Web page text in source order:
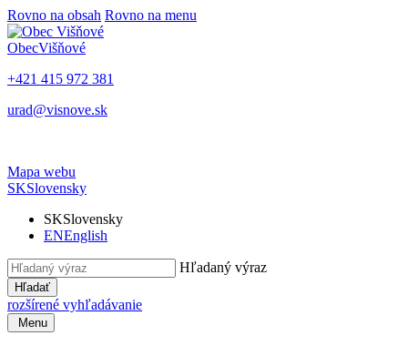
Rovno na obsah Rovno na menu
ObecVišňové
+421 415 972 381
urad@visnove.sk
Mapa webu
SKSlovensky
SKSlovensky
ENEnglish
Hľadaný výraz
Hľadať
rozšírené vyhľadávanie
Menu